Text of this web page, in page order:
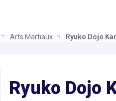
Arts Martiaux Ryuko Dojo
Ryuko Dojo